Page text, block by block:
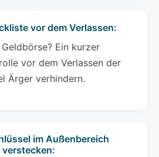
vor dem Verlassen:
Ein kurzer
vor dem Verlassen der
Ärger verhindern.
im Außenbereich
verstecken: